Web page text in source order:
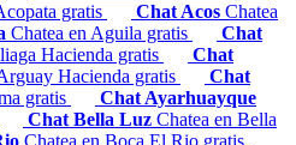
gratis Chat Acos Chatea
Chatea en Aguila gratis
Chat
Hacienda gratis
Chat
Hacienda gratis
Chat
gratis
Chat Ayarhuayque
Chat Bella Luz Chatea en Bella